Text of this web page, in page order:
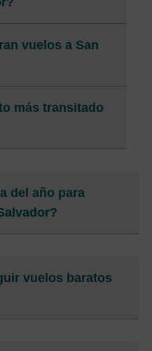
vuelos a San
más transitado
del año para
vuelos baratos